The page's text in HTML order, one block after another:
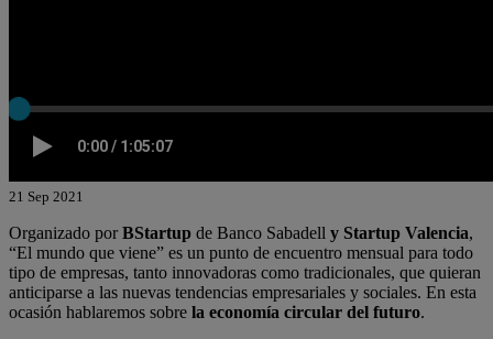
21 Sep 2021
Organizado porBStartup de Banco Sabadell y Startup Valencia,
“El mundo que viene” es un punto de encuentro mensual para todo
tipo de empresas, tanto innovadoras como tradicionales, que quieran
anticiparse a las nuevas tendencias empresariales y sociales. En esta
ocasión hablaremos sobre la economía circular del futuro.